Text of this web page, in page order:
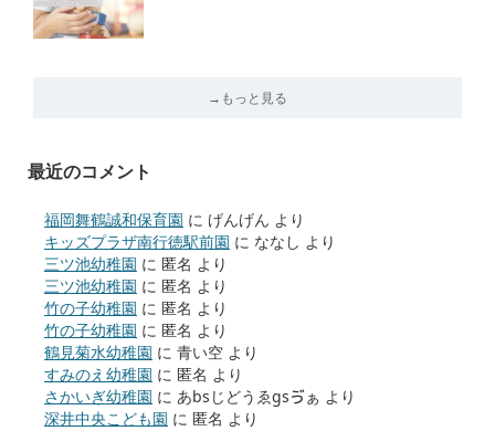
→もっと見る
最近のコメント
福岡舞鶴誠和保育園 に げんげん より
キッズプラザ南行徳駅前園 に ななし より
三ツ池幼稚園 に 匿名 より
三ツ池幼稚園 に 匿名 より
竹の子幼稚園 に 匿名 より
竹の子幼稚園 に 匿名 より
鶴見菊水幼稚園 に 青い空 より
すみのえ幼稚園 に 匿名 より
さかいぎ幼稚園 に あbsじどうゑgsゔぁ より
深井中央こども園 に 匿名 より